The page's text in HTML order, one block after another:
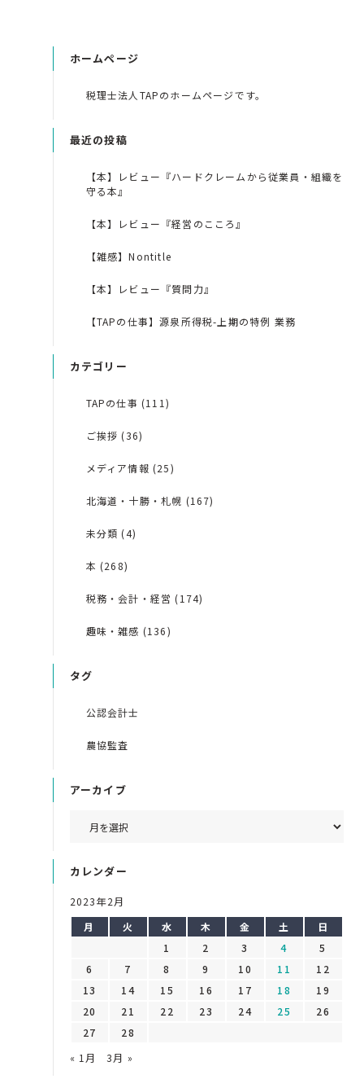
ホームページ
税理士法人TAPのホームページです。
最近の投稿
【本】レビュー『ハードクレームから従業員・組織を
守る本』
【本】レビュー『経営のこころ』
【雑感】Nontitle
【本】レビュー『質問力』
【TAPの仕事】源泉所得税-上期の特例 業務
カテゴリー
TAPの仕事 (111)
ご挨拶 (36)
メディア情報 (25)
北海道・十勝・札幌 (167)
未分類 (4)
本 (268)
税務・会計・経営 (174)
趣味・雑感 (136)
タグ
公認会計士
農協監査
アーカイブ
カレンダー
2023年2月
月
火 水 木 金 土
日
1
2 3 4
5
6
7 8 9 10 11
12
13
14 15 16 17 18
19
20
21 22 23 24 25
26
27
28
« 1月
3月 »